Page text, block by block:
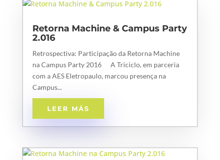
Retorna Machine & Campus Party
2.016
Retrospectiva: Participação da Retorna Machine
na Campus Party 2016 A Triciclo, em parceria
com a AES Eletropaulo, marcou presença na
Campus...
LEER MÁS